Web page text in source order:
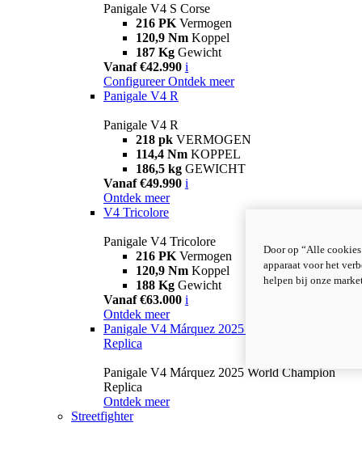
Panigale V4 S Corse
216 PK Vermogen
120,9 Nm Koppel
187 Kg Gewicht
Vanaf €42.990 i
Configureer Ontdek meer
Panigale V4 R
Panigale V4 R
218 pk VERMOGEN
114,4 Nm KOPPEL
186,5 kg GEWICHT
Vanaf €49.990 i
Ontdek meer
V4 Tricolore
Panigale V4 Tricolore
216 PK Vermogen
120,9 Nm Koppel
188 Kg Gewicht
Vanaf €63.000 i
Ontdek meer
Panigale V4 Márquez 2025 World Champion
Replica
Panigale V4 Márquez 2025 World Champion
Replica
Ontdek meer
Streetfighter
Door op “Alle
apparaat voor het
helpen bij onze